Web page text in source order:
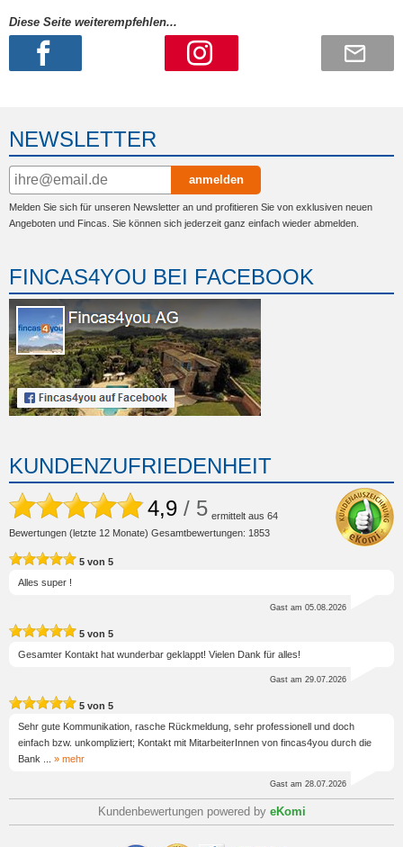
Diese Seite weiterempfehlen...
NEWSLETTER
anmelden
Melden Sie sich für unseren Newsletter an und profitieren Sie von exklusiven neuen
Angeboten und Fincas. Sie können sich jederzeit ganz einfach wieder abmelden.
FINCAS4YOU BEI FACEBOOK
KUNDENZUFRIEDENHEIT
4,9 / 5 ermittelt aus 64
Bewertungen (letzte 12 Monate) Gesamtbewertungen: 1853
5 von 5
Alles super !
Gast am 05.08.2026
5 von 5
Gesamter Kontakt hat wunderbar geklappt! Vielen Dank für alles!
Gast am 29.07.2026
5 von 5
Sehr gute Kommunikation, rasche Rückmeldung, sehr professionell und doch
einfach bzw. unkompliziert; Kontakt mit MitarbeiterInnen von fincas4you durch die
Bank
» mehr
Gast am 28.07.2026
Kundenbewertungen powered by eKomi